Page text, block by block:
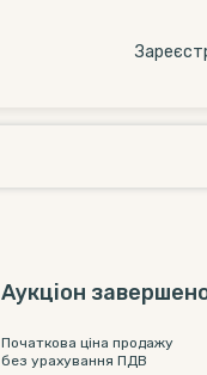
Аукціон
Початкова ціна продажу
без урахування ПДВ